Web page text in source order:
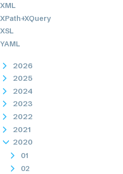
XML
XPath+XQuery
XSL
YAML
2026
2025
2024
2023
2022
2021
2020
01
02